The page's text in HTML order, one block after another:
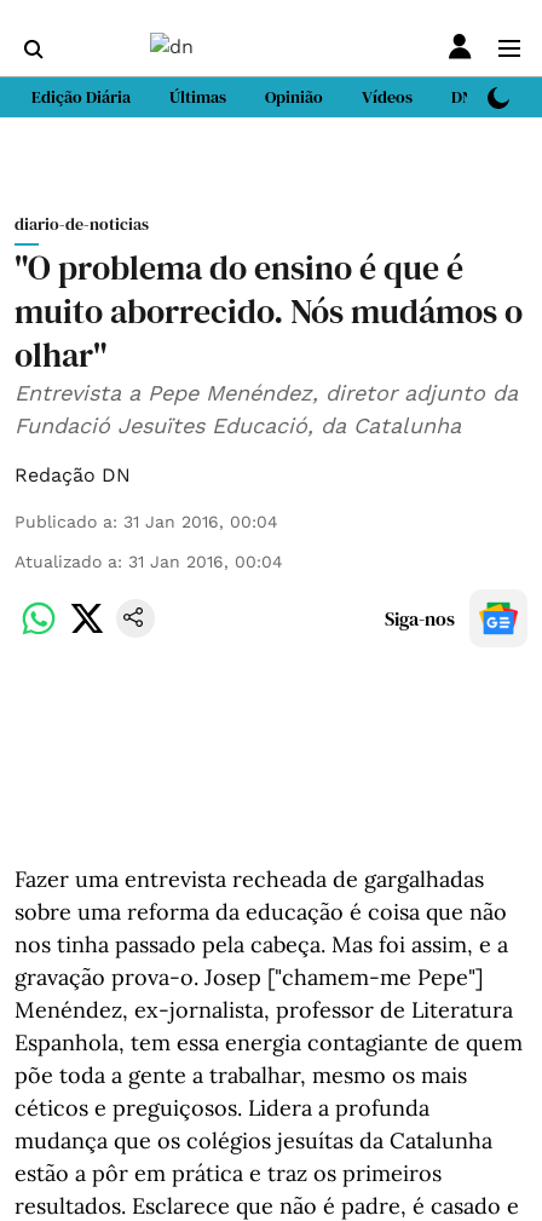
Edição Diária Últimas Opinião Vídeos DN Sport
diario-de-noticias
"O problema do ensino é que é
muito aborrecido. Nós mudámos o
olhar"
Entrevista a Pepe Menéndez, diretor adjunto da
Fundació Jesuïtes Educació, da Catalunha
Redação DN
Publicado a: 31 Jan 2016, 00:04
Atualizado a: 31 Jan 2016, 00:04
Siga-nos
Fazer uma entrevista recheada de gargalhadas
sobre uma reforma da educação é coisa que não
nos tinha passado pela cabeça. Mas foi assim, e a
gravação prova-o. Josep ["chamem-me Pepe"]
Menéndez, ex-jornalista, professor de Literatura
Espanhola, tem essa energia contagiante de quem
põe toda a gente a trabalhar, mesmo os mais
céticos e preguiçosos. Lidera a profunda
mudança que os colégios jesuítas da Catalunha
estão a pôr em prática e traz os primeiros
resultados. Esclarece que não é padre, é casado e